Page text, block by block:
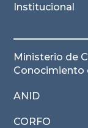
Institucional
Ministerio de
Conocimiento
ANID
CORFO